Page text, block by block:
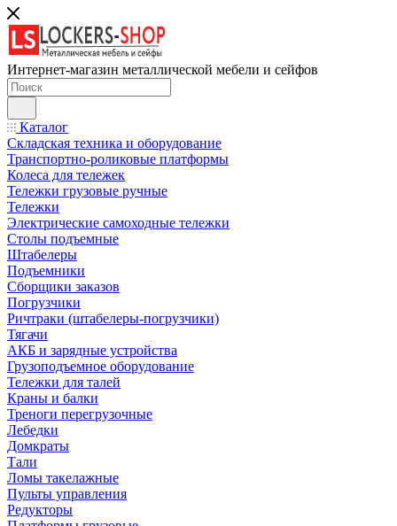
Интернет-магазин металлической мебели и сейфов
Каталог
Складская техника и оборудование
Транспортно-роликовые платформы
Колеса для тележек
Тележки грузовые ручные
Тележки
Электрические самоходные тележки
Столы подъемные
Штабелеры
Подъемники
Сборщики заказов
Погрузчики
Ричтраки (штабелеры-погрузчики)
Тягачи
АКБ и зарядные устройства
Грузоподъемное оборудование
Тележки для талей
Краны и балки
Треноги перегрузочные
Лебедки
Домкраты
Тали
Ломы такелажные
Пульты управления
Редукторы